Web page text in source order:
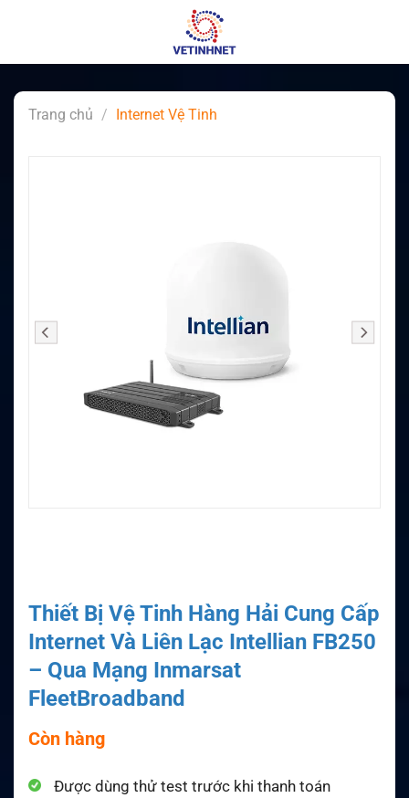
Trang chủ / Internet Vệ Tinh
Thiết Bị Vệ Tinh Hàng Hải Cung Cấp
Internet Và Liên Lạc Intellian FB250
– Qua Mạng Inmarsat
FleetBroadband
Còn hàng
Được dùng thử test trước khi thanh toán